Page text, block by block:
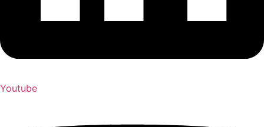
Youtube